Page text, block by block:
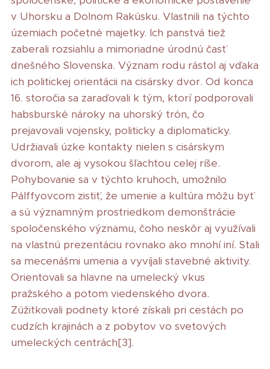
v Uhorsku a Dolnom Rakúsku. Vlastnili na týchto
územiach početné majetky. Ich panstvá tiež
zaberali rozsiahlu a mimoriadne úrodnú časť
dnešného Slovenska. Význam rodu rástol aj vďaka
ich politickej orientácii na cisársky dvor. Od konca
16. storočia sa zaraďovali k tým, ktorí podporovali
habsburské nároky na uhorský trón, čo
prejavovali vojensky, politicky a diplomaticky.
Udržiavali úzke kontakty nielen s cisárskym
dvorom, ale aj vysokou šľachtou celej ríše.
Pohybovanie sa v týchto kruhoch, umožnilo
Pálffyovcom zistiť, že umenie a kultúra môžu byť
a sú významným prostriedkom demonštrácie
spoločenského významu, čoho neskôr aj využívali
na vlastnú prezentáciu rovnako ako mnohí iní. Stali
sa mecenášmi umenia a vyvíjali stavebné aktivity.
Orientovali sa hlavne na umelecký vkus
pražského a potom viedenského dvora.
Zúžitkovali podnety ktoré získali pri cestách po
cudzích krajinách a z pobytov vo svetových
umeleckých centrách[3].